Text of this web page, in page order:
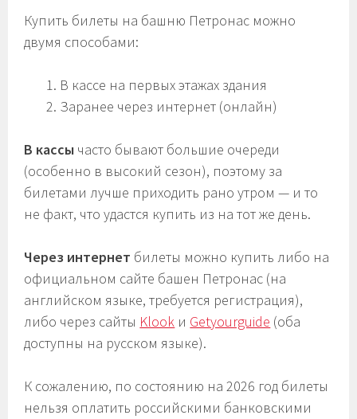
Купить билеты на башню Петронас можно
двумя способами:
В кассе на первых этажах здания
Заранее через интернет (онлайн)
В кассы часто бывают большие очереди
(особенно в высокий сезон), поэтому за
билетами лучше приходить рано утром — и то
не факт, что удастся купить из на тот же день.
Через интернет билеты можно купить либо на
официальном сайте башен Петронас (на
английском языке, требуется регистрация),
либо через сайты Klook и Getyourguide (оба
доступны на русском языке).
К сожалению, по состоянию на 2026 год билеты
нельзя оплатить российскими банковскими